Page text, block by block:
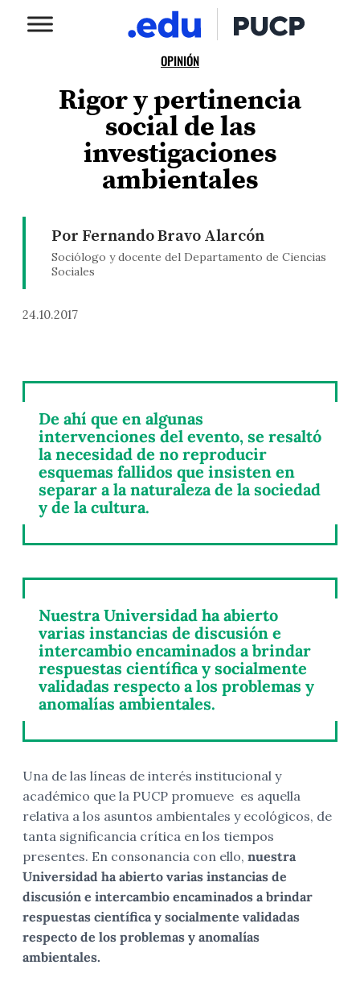
OPINIÓN
Rigor y pertinencia
social de las
investigaciones
ambientales
Por Fernando Bravo Alarcón
Sociólogo y docente del Departamento de Ciencias
Sociales
24.10.2017
De ahí que en algunas
intervenciones del evento, se resaltó
la necesidad de no reproducir
esquemas fallidos que insisten en
separar a la naturaleza de la sociedad
y de la cultura.
Nuestra Universidad ha abierto
varias instancias de discusión e
intercambio encaminados a brindar
respuestas científica y socialmente
validadas respecto a los problemas y
anomalías ambientales.
Una de las líneas de interés institucional y
académico que la PUCP promueve es aquella
relativa a los asuntos ambientales y ecológicos, de
tanta significancia crítica en los tiempos
presentes. En consonancia con ello, nuestra
Universidad ha abierto varias instancias de
discusión e intercambio encaminados a brindar
respuestas científica y socialmente validadas
respecto de los problemas y anomalías
ambientales.